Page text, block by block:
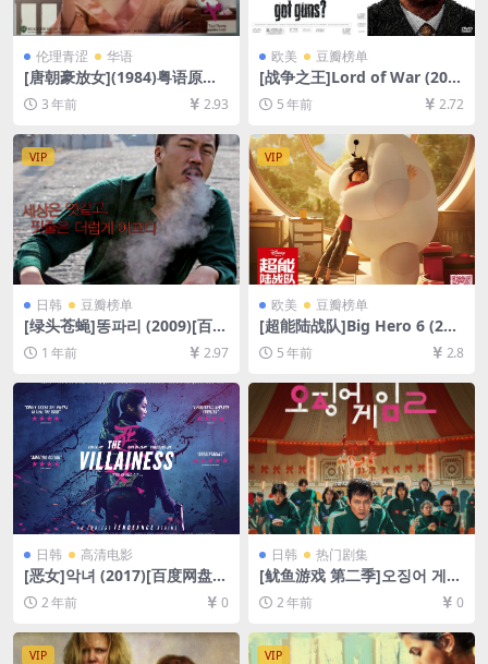
伦理青涩 华语
[唐朝豪放女](1984)粤语原声
&国语配音[百度网盘+迅雷云
盘资源1080P超清未删减][MP
3 年前 2.93
欧美 豆瓣榜单
[战争之王]Lord of War (200
5)[百度网盘+迅雷云盘资源10
80P超清未删减][MP4/8.0GB]
5 年前 2.72
VIP
日韩 豆瓣榜单
[绿头苍蝇]똥파리 (2009)[百度
网盘+夸克网盘1080P超清未
删减资源][网盘在线播放/下
载][MP4/8.8GB][中文字幕]
1 年前 2.97
VIP
欧美 豆瓣榜单
[超能陆战队]Big Hero 6 (201
4)[百度网盘+迅雷云盘资源10
80P超清未删减][MP4/6.6GB]
[中英字幕]
5 年前 2.8
日韩 高清电影
[恶女]악녀 (2017)[百度网盘
+夸克网盘1080P超清未删减
资源][网盘在线播放/下载][MP
4/3.6GB][韩语中字]
2 年前 0
日韩 热门剧集
[鱿鱼游戏 第二季]오징어 게임
시즌 2 (2024)[百度网盘+夸克
网盘1080P超清未删减资源]
[网盘在线播放/下载][MP4/M
KV/16GB/47GB][官方中字]
2 年前 0
VIP VIP